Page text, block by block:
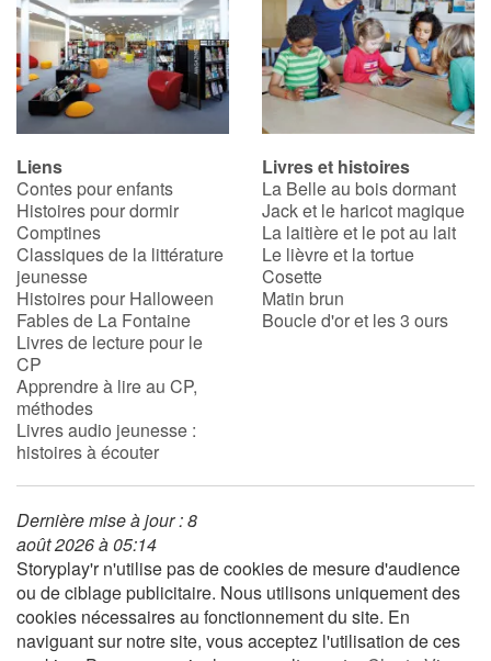
Liens
Contes pour enfants
Histoires pour dormir
Comptines
Classiques de la littérature
jeunesse
Histoires pour Halloween
Fables de La Fontaine
Livres de lecture pour le
CP
Apprendre à lire au CP,
méthodes
Livres audio jeunesse :
histoires à écouter
Livres et histoires
La Belle au bois dormant
Jack et le haricot magique
La laitière et le pot au lait
Le lièvre et la tortue
Cosette
Matin brun
Boucle d'or et les 3 ours
Dernière mise à jour : 8
août 2026 à 05:14
Storyplay'r n'utilise pas de cookies de mesure d'audience
ou de ciblage publicitaire. Nous utilisons uniquement des
cookies nécessaires au fonctionnement du site. En
naviguant sur notre site, vous acceptez l'utilisation de ces